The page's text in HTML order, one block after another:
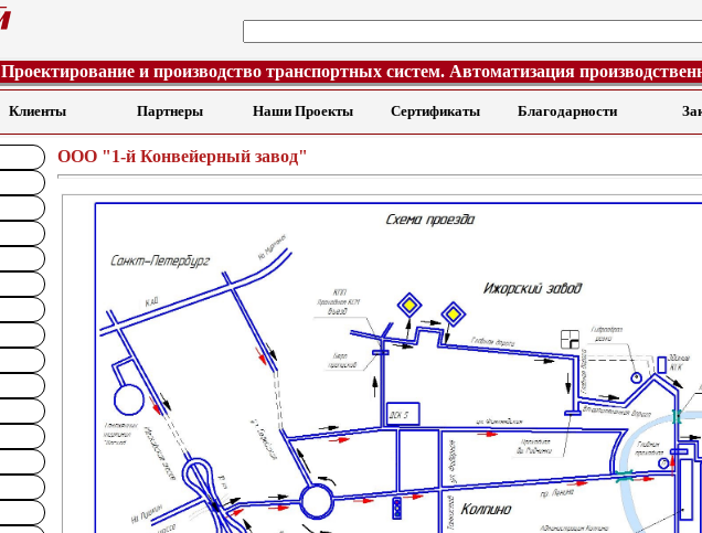
Проектирование и производство транспортных систем. Автоматизация
Клиенты Партнеры Наши Проекты Сертификаты Благодарности
ООО "1-й Конвейерный завод"